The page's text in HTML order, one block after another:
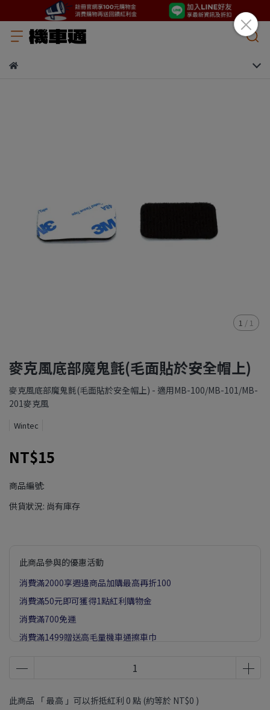
1 / 1
麥克風底部魔鬼氈(毛面貼於安全帽上)
麥克風底部魔鬼氈(毛面貼於安全帽上) - 適用MB-100/MB-101/MB-
201麥克風
Wintec
NT$15
商品編號:
供貨狀況: 尚有庫存
此商品參與的優惠活動
消費滿2000享週邊商品加購最高再折100
消費滿50元即可獲得1點紅利購物金
消費滿700免運
消費滿1499贈送高毛量機車通擦車巾
此商品 「 最高 」可以折抵紅利 0 點 (約等於 NT$0 )